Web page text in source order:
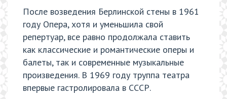
После возведения Берлинской стены в 1961
году Опера, хотя и уменьшила свой
репертуар, все равно продолжала ставить
как классические и романтические оперы и
балеты, так и современные музыкальные
произведения. В 1969 году труппа театра
впервые гастролировала в СССР.